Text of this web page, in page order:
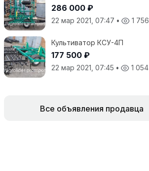
286 000 ₽
22 мар 2021, 07:47 • 1 756
Культиватор КСУ-4П
177 500 ₽
22 мар 2021, 07:45 • 1 054
Все объявления продавца